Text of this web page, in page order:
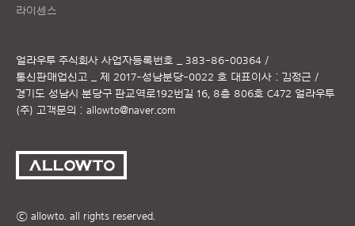
라이센스
얼라우투 주식회사 사업자등록번호 _ 383-86-00364 /
통신판매업신고 _ 제 2017-성남분당-0022 호 대표이사 : 김정근 /
경기도 성남시 분당구 판교역로192번길 16, 8층 806호 C472 얼라우투
(주) 고객문의 : allowto@naver.com
ⓒ allowto. all rights reserved.